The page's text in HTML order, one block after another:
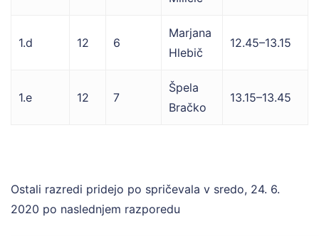
1.d 12 6
Marjana
Hlebič
12.45–13.15
1.e 12 7
Špela
Bračko
13.15–13.45
Ostali razredi pridejo po spričevala v sredo, 24. 6.
2020 po naslednjem razporedu